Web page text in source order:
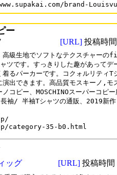
: www.supakai.com/brand-
ー
[URL] 投稿時
高級生地でソフトなテクスチャー
ツです。すっきりした趣があってデ
るパーカーです。コクォルリティT
演出できます。高品質モスキーノ,モ
コピー、MOSCHINOスーパーコピ
長袖/ 半袖Tシャツの通販、2019新
category-35-b0.html
ッグ [URL] 投稿時間